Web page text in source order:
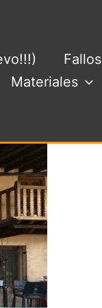
Fallos
Materiales